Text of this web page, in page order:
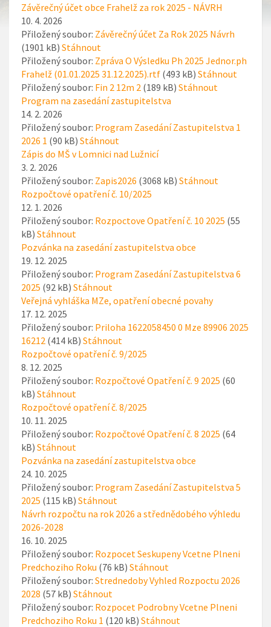
Závěrečný účet obce Frahelž za rok 2025 - NÁVRH
10. 4. 2026
Přiložený soubor: Závěrečný účet Za Rok 2025 Návrh
(1901 kB) Stáhnout
Přiložený soubor: Zpráva O Výsledku Ph 2025 Jednor.ph
Frahelž (01.01.2025 31.12.2025).rtf (493 kB) Stáhnout
Přiložený soubor: Fin 2 12m 2 (189 kB) Stáhnout
Program na zasedání zastupitelstva
14. 2. 2026
Přiložený soubor: Program Zasedání Zastupitelstva 1
2026 1 (90 kB) Stáhnout
Zápis do MŠ v Lomnici nad Lužnicí
3. 2. 2026
Přiložený soubor: Zapis2026 (3068 kB) Stáhnout
Rozpočtové opatření č. 10/2025
12. 1. 2026
Přiložený soubor: Rozpoctove Opatření č. 10 2025 (55
kB) Stáhnout
Pozvánka na zasedání zastupitelstva obce
19. 12. 2025
Přiložený soubor: Program Zasedání Zastupitelstva 6
2025 (92 kB) Stáhnout
Veřejná vyhláška MZe, opatření obecné povahy
17. 12. 2025
Přiložený soubor: Priloha 1622058450 0 Mze 89906 2025
16212 (414 kB) Stáhnout
Rozpočtové opatření č. 9/2025
8. 12. 2025
Přiložený soubor: Rozpočtové Opatření č. 9 2025 (60
kB) Stáhnout
Rozpočtové opatření č. 8/2025
10. 11. 2025
Přiložený soubor: Rozpočtové Opatření č. 8 2025 (64
kB) Stáhnout
Pozvánka na zasedání zastupitelstva obce
24. 10. 2025
Přiložený soubor: Program Zasedání Zastupitelstva 5
2025 (115 kB) Stáhnout
Návrh rozpočtu na rok 2026 a střednědobého výhledu
2026-2028
16. 10. 2025
Přiložený soubor: Rozpocet Seskupeny Vcetne Plneni
Predchoziho Roku (76 kB) Stáhnout
Přiložený soubor: Strednedoby Vyhled Rozpoctu 2026
2028 (57 kB) Stáhnout
Přiložený soubor: Rozpocet Podrobny Vcetne Plneni
Predchoziho Roku 1 (120 kB) Stáhnout